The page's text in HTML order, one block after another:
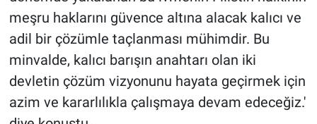
meşru haklarını güvence altına alacak kalıcı ve
adil bir çözümle taçlanması mühimdir. Bu
minvalde, kalıcı barışın anahtarı olan iki
devletin çözüm vizyonunu hayata geçirmek için
azim ve kararlılıkla çalışmaya devam edeceğiz.'